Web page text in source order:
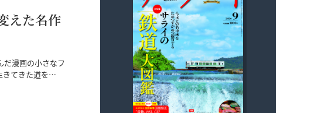
えた名作
だ漫画の小さなフ
きてきた道を…